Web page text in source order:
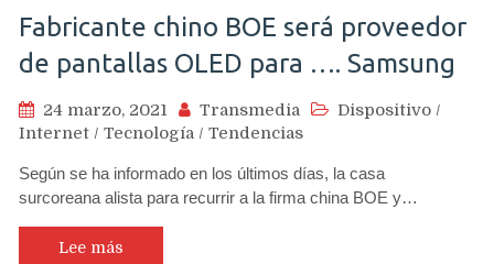
Fabricante chino BOE será proveedor
de pantallas OLED para …. Samsung
24 marzo, 2021 Transmedia Dispositivo /
Internet / Tecnología / Tendencias
Según se ha informado en los últimos días, la casa
surcoreana alista para recurrir a la firma china BOE y…
Lee más